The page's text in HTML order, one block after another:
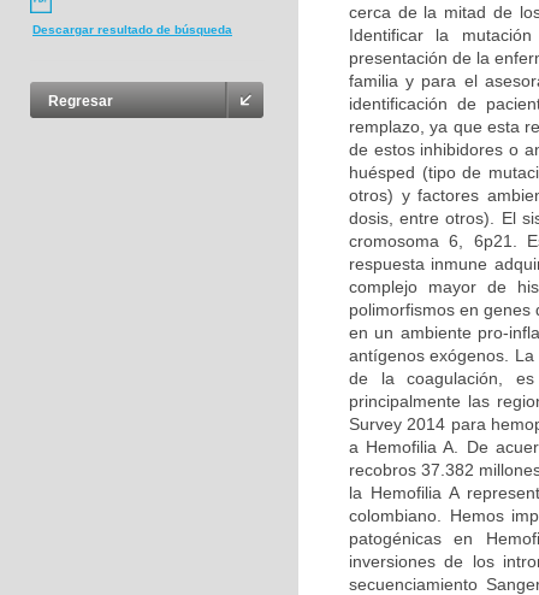
Descargar resultado de búsqueda
Regresar
cerca de la mitad de
Identificar la
presentación de la
familia y para el
identificación de
remplazo, ya que esta
de estos inhibidores o
huésped (tipo de
otros) y factores
dosis, entre otros). El
cromosoma 6, 6p21.
respuesta inmune
complejo mayor de
polimorfismos en
en un ambiente pro-
antígenos exógenos.
de la coagulación,
principalmente las
Survey 2014 para
a Hemofilia A. De
recobros 37.382
la Hemofilia A
colombiano. Hemos
patogénicas en
inversiones de los
secuenciamiento